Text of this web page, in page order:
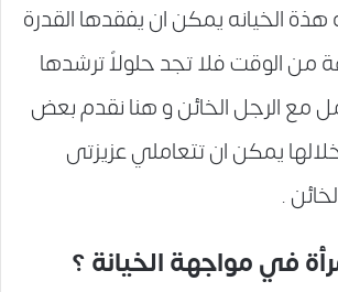
الخيانه يمكن ان يفقدها القدرة
من الوقت فلا تجد حلولاً ترشدها
مع الرجل الخائن و هنا نقدم بعض
يمكن ان تتعاملي عزيزتى
.
في مواجهة الخيانة ؟